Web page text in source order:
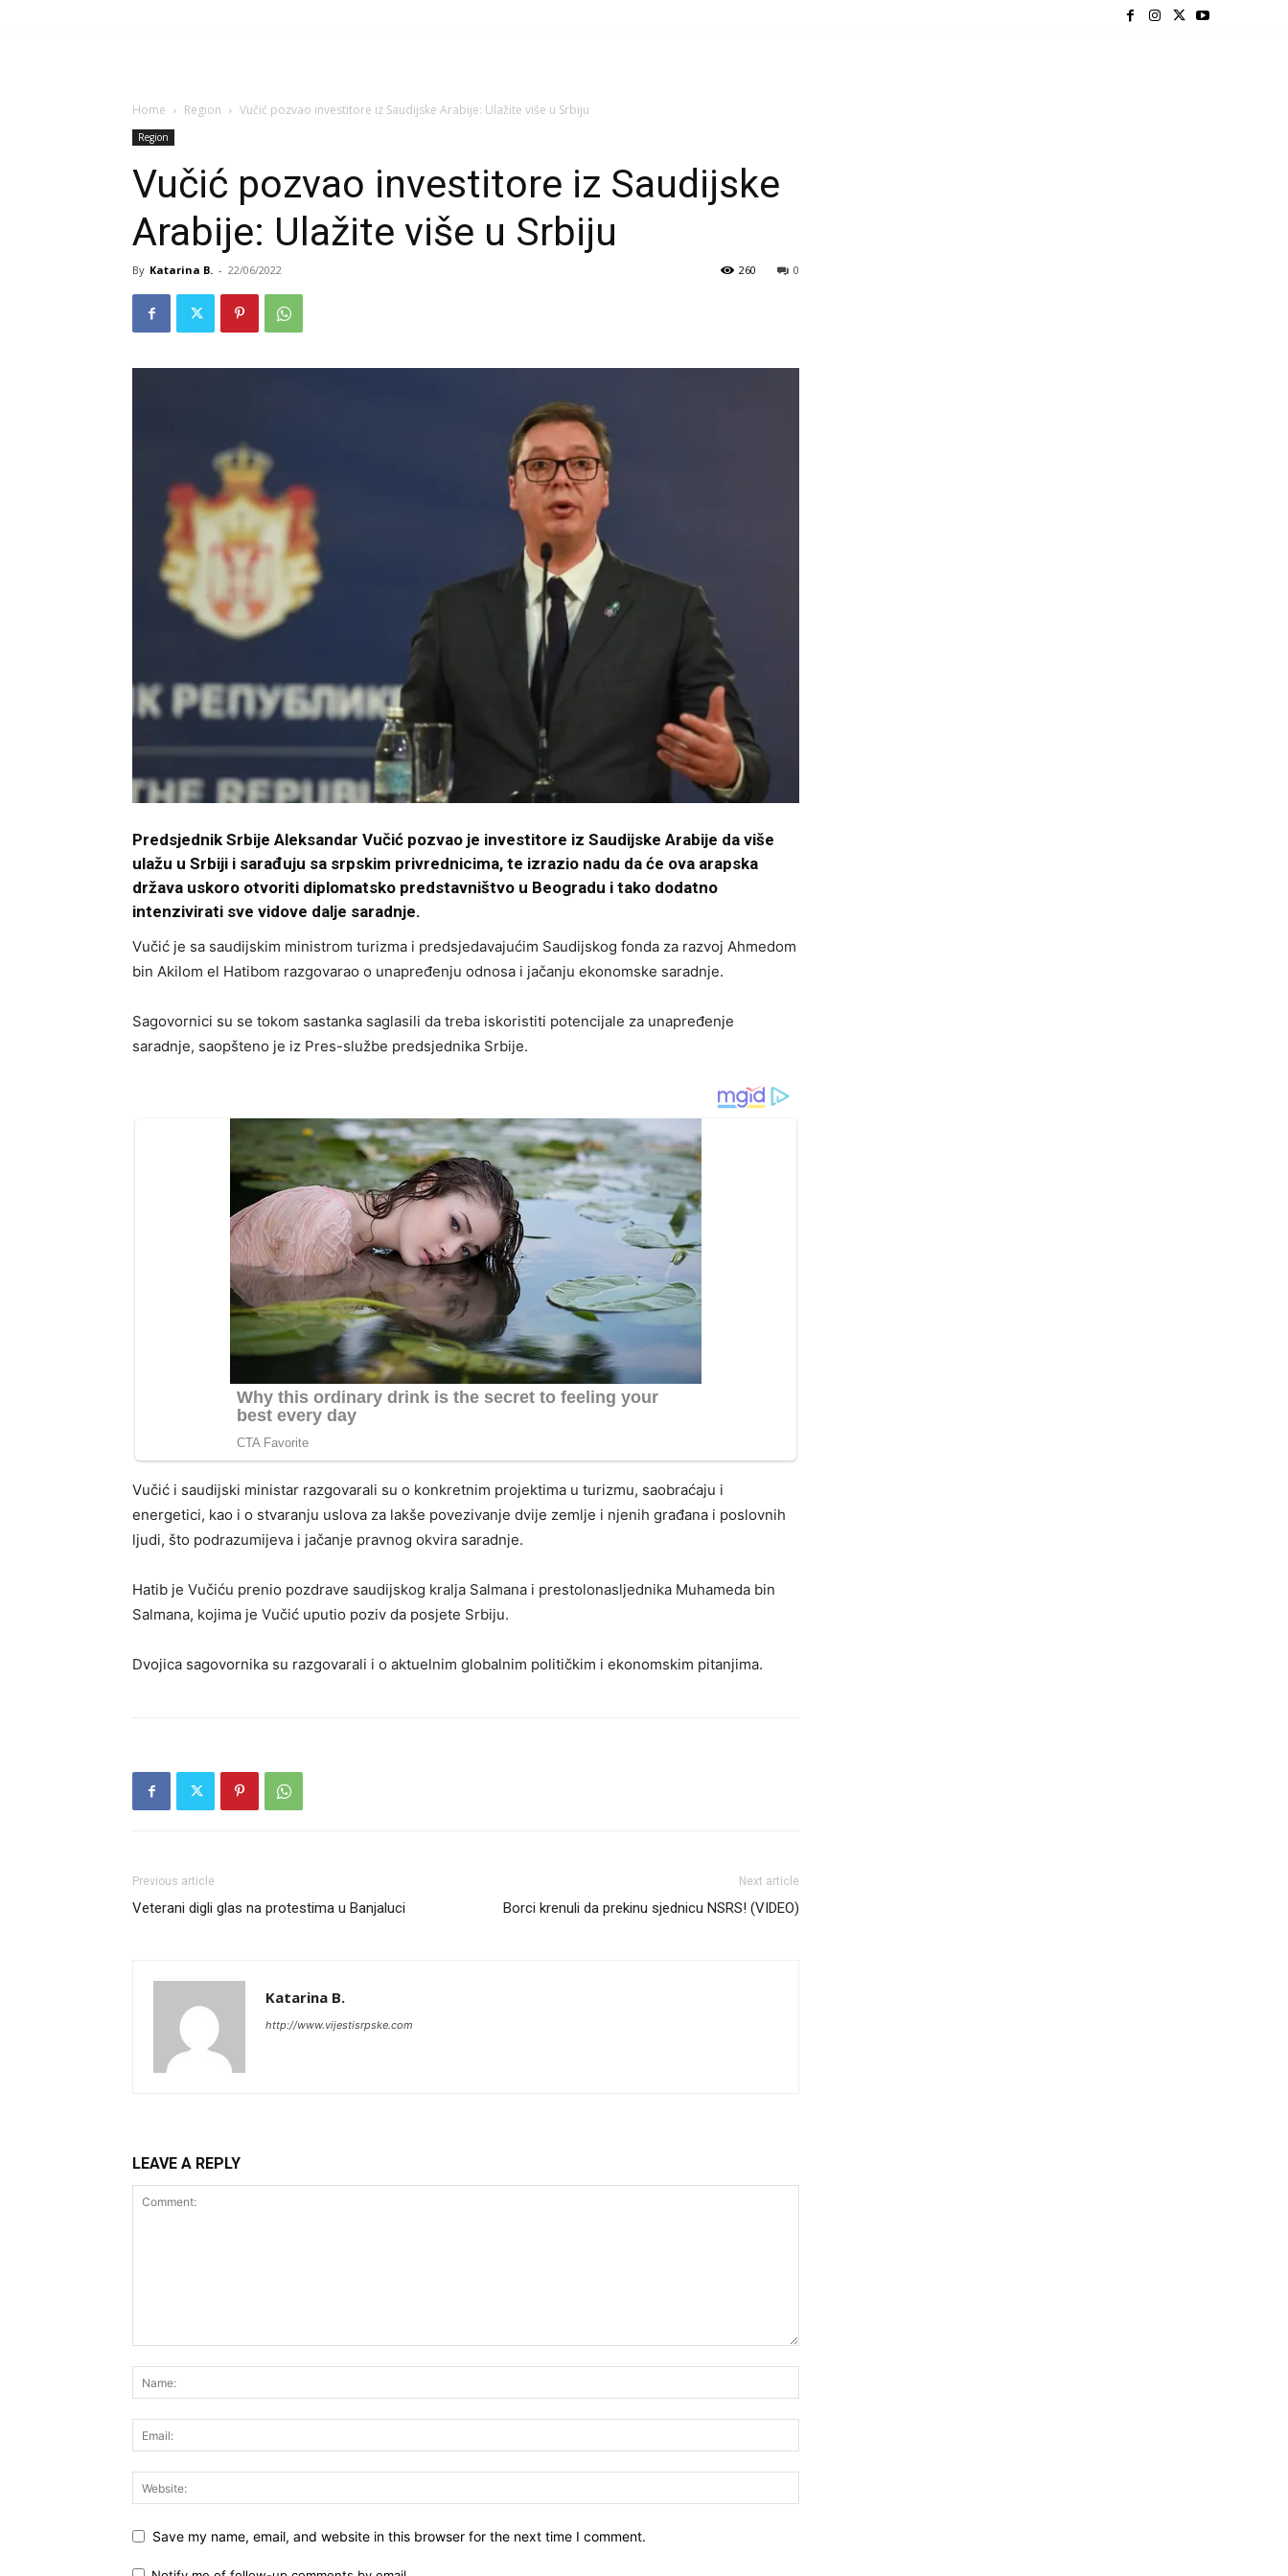
Home Region Vučić pozvao investitore iz Saudijske Arabije: Ulažite više u Srbiju
Region
Vučić pozvao investitore iz Saudijske
Arabije: Ulažite više u Srbiju
By Katarina B. - 22/06/2022 0
260
Predsjednik Srbije Aleksandar Vučić pozvao je investitore iz Saudijske Arabije da više
ulažu u Srbiji i sarađuju sa srpskim privrednicima, te izrazio nadu da će ova arapska
država uskoro otvoriti diplomatsko predstavništvo u Beogradu i tako dodatno
intenzivirati sve vidove dalje saradnje.
Vučić je sa saudijskim ministrom turizma i predsjedavajućim Saudijskog fonda za razvoj Ahmedom
bin Akilom el Hatibom razgovarao o unapređenju odnosa i jačanju ekonomske saradnje.
Sagovornici su se tokom sastanka saglasili da treba iskoristiti potencijale za unapređenje
saradnje, saopšteno je iz Pres-službe predsjednika Srbije.
Vučić i saudijski ministar razgovarali su o konkretnim projektima u turizmu, saobraćaju i
energetici, kao i o stvaranju uslova za lakše povezivanje dvije zemlje i njenih građana i poslovnih
ljudi, što podrazumijeva i jačanje pravnog okvira saradnje.
Hatib je Vučiću prenio pozdrave saudijskog kralja Salmana i prestolonasljednika Muhameda bin
Salmana, kojima je Vučić uputio poziv da posjete Srbiju.
Dvojica sagovornika su razgovarali i o aktuelnim globalnim političkim i ekonomskim pitanjima.
Previous article
Veterani digli glas na protestima u Banjaluci
Next article
Borci krenuli da prekinu sjednicu NSRS! (VIDEO)
Katarina B.
http://www.vijestisrpske.com
LEAVE A REPLY
Save my name, email, and website in this browser for the next time I comment.